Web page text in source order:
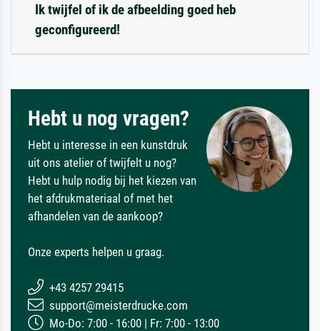
Ik twijfel of ik de afbeelding goed heb
geconfigureerd!
Hebt u nog vragen?
Hebt u interesse in een kunstdruk
uit ons atelier of twijfelt u nog?
Hebt u hulp nodig bij het kiezen van
het afdrukmateriaal of met het
afhandelen van de aankoop?
Onze experts helpen u graag.
+43 4257 29415
support@meisterdrucke.com
Mo-Do: 7:00 - 16:00 | Fr: 7:00 - 13:00